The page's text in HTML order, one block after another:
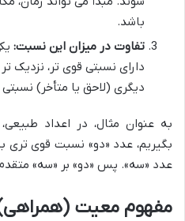
باشد.
تفاوت در میزان این نسبت:
دارای نسبتی قوی تر، نزدیک
دیگری (لاحق یا متأخر)
به عنوان مثال، در اعداد
بگیریم، عدد «دو» نسبت قوی تری
عدد «سه». پس «دو» بر «سه»
مفهوم معیت